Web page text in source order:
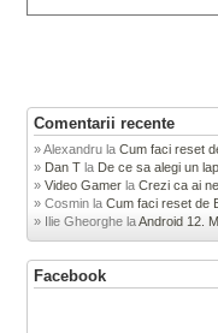
Comentarii recente
Alexandru laCum faci reset
Dan T la De ce sa alegi un
Video Gamer laCrezi ca ai
Cosmin laCum faci reset de
Ilie Gheorghe laAndroid 12.
Facebook